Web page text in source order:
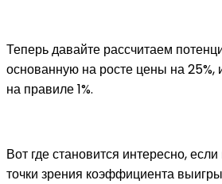
Теперь давайте рассчитаем
основанную на росте цены на 25%,
на правиле 1%.
Вот где становится интересно,
точки зрения коэффициента